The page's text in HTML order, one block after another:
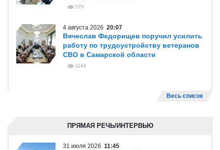
570
4 августа 2026 20:07
Вячеслав Федорищев поручил усилить
работу по трудоустройству ветеранов
СВО в Самарской области
1144
Весь список
ПРЯМАЯ РЕЧЬ/ИНТЕРВЬЮ
31 июля 2026 11:45